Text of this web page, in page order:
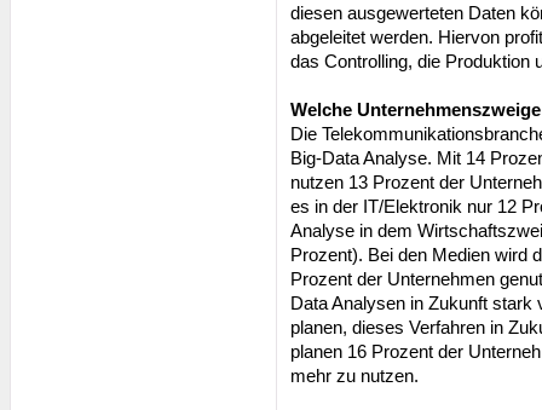
diesen ausgewerteten Daten
abgeleitet werden. Hiervon
das Controlling, die Produktion
Welche
Die
Big-Data Analyse. Mit 14
nutzen 13 Prozent der
es in der IT/Elektronik nur 12
Analyse in dem
Prozent). Bei den Medien wird
Prozent der Unternehmen
Data Analysen in Zukunft stark
planen, dieses Verfahren in
planen 16 Prozent der
mehr zu nutzen.